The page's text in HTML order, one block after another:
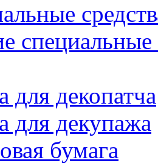
специальные
для декопатча
для декупажа
бумага